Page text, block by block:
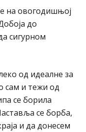
на овогодишњој
до
сигурном
од идеалне за
сам и тежи од
се борила
се борба,
и да донесем